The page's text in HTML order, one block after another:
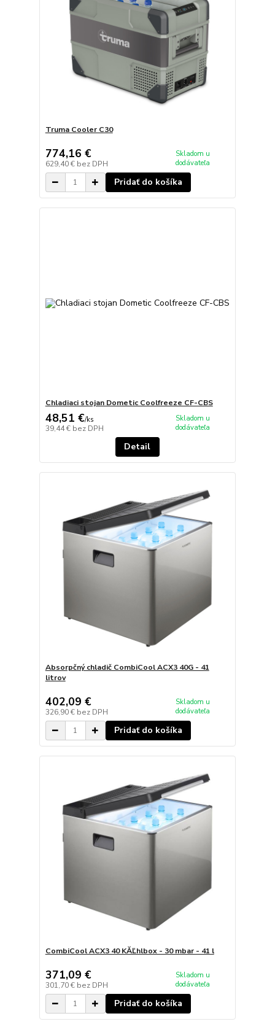
Truma Cooler C30
774,16 €
629,40 € bez DPH
Skladom u
dodávateľa
Pridať do košíka
Chladiaci stojan Dometic Coolfreeze CF-CBS
48,51 €/ks
39,44 € bez DPH
Skladom u
dodávateľa
Detail
Absorpčný chladič CombiCool ACX3 40G - 41
litrov
402,09 €
326,90 € bez DPH
Skladom u
dodávateľa
Pridať do košíka
CombiCool ACX3 40 KĂĽhlbox - 30 mbar - 41 l
371,09 €
301,70 € bez DPH
Skladom u
dodávateľa
Pridať do košíka